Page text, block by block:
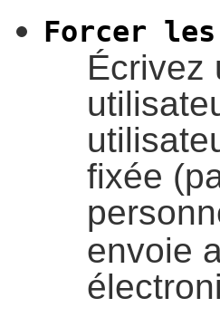
Forcer
Écrivez
fixée
envoie